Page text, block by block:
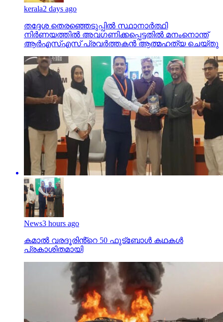
kerala2 days ago
തദ്ദേശ തെരഞ്ഞെടുപ്പില്‍ സ്ഥാനാര്‍ത്ഥി
നിര്‍ണയത്തില്‍ അവഗണിക്കപ്പെട്ടതില്‍ മനംനൊന്ത്
ആര്‍എസ്എസ് പ്രവര്‍ത്തകന്‍ ആത്മഹത്യ ചെയ്തു
News3 hours ago
കമാൽ വരദൂരിൻ്റെ 50 ഫുട്ബോൾ കഥകൾ
പ്രകാശിതമായി